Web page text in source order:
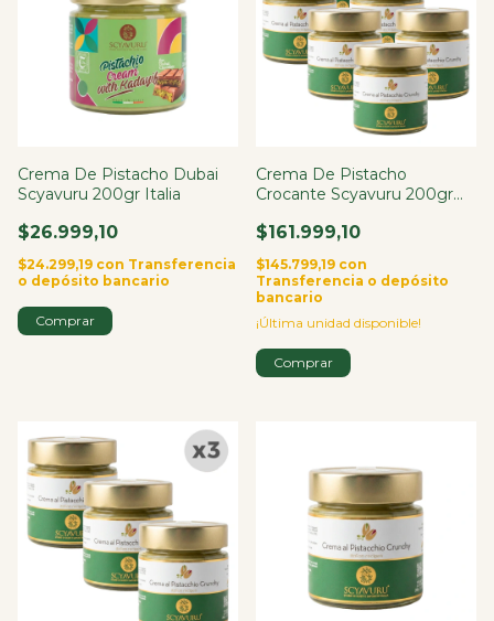
Crema De Pistacho Dubai
Scyavuru 200gr Italia
$26.999,10
$24.299,19 con Transferencia
o depósito bancario
Crema De Pistacho
Crocante Scyavuru 200gr
$161.999,10
$145.799,19 con
Transferencia o depósito
bancario
¡Última unidad disponible!